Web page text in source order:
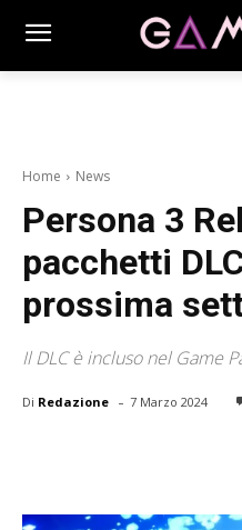
Home News
Persona 3
pacchetti
prossima
Il DLC è incluso nel Game
Di Redazione - 7 Marzo 2024